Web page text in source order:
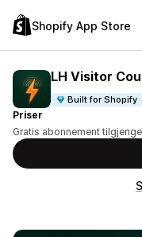
Shopify App Store
LH Visitor
Built for Shopify
Priser
Gratis abonnement